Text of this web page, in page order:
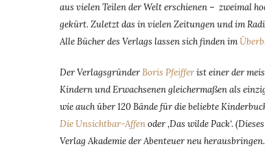
aus vielen Teilen der Welt erschienen – zweimal
gekürt. Zuletzt das in vielen Zeitungen und im
Alle Bücher des Verlags lassen sich finden im
Der VerlagsgründerBoris Pfeifferist einer der
Kindern und Erwachsenen gleichermaßen als
wie auch über 120 Bände für die beliebte
Die Unsichtbar-Affenoder ‚Das wilde Pack‘.
Verlag Akademie der Abenteuer neu